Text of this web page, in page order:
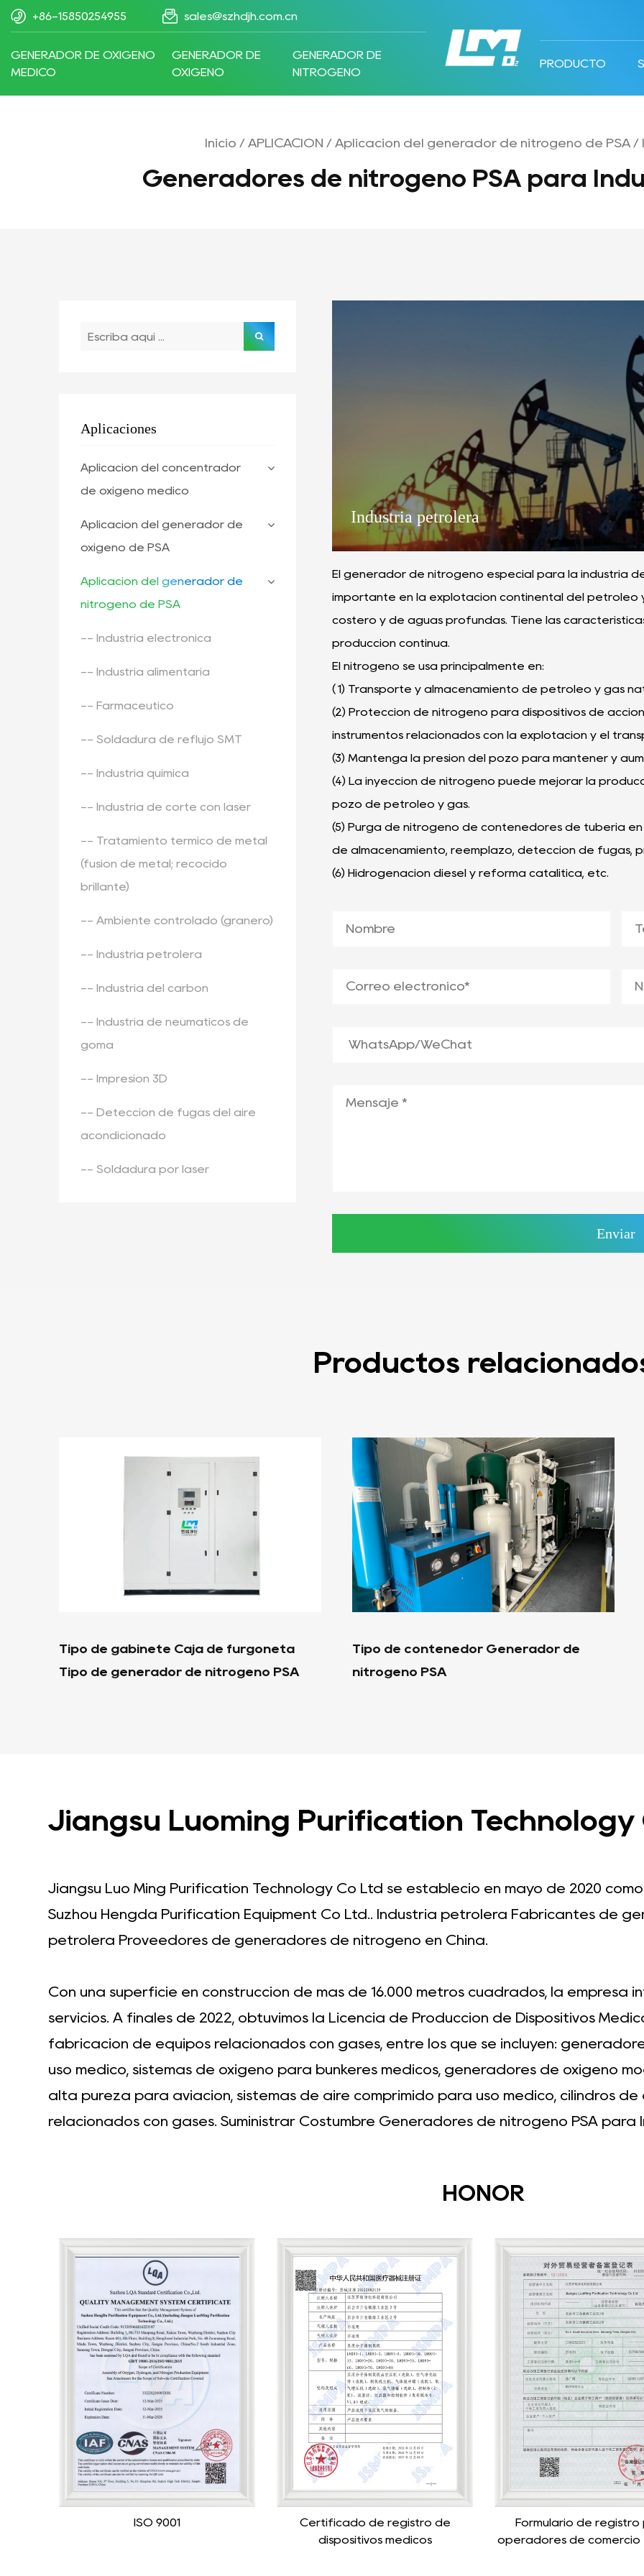
+86-15850254955 sales@szhdjh.com.cn
GENERADOR DE OXÍGENO
MÉDICO
GENERADOR DE
OXÍGENO
GENERADOR DE
NITRÓGENO
PRODUCTO
Inicio / APLICACIÓN / Aplicación del generador de nitrógeno de PSA /
Generadores de nitrógeno PSA para
Aplicaciones
Aplicación del concentrador
de oxígeno médico
Aplicación del generador de
oxígeno de PSA
Aplicación del generador de
nitrógeno de PSA
-- Industria electrónica
-- Industria alimentaria
-- Farmacéutico
-- Soldadura de reflujo SMT
-- Industria química
-- Industria de corte con láser
-- Tratamiento térmico de metal
(fusión de metal; recocido
brillante)
-- Ambiente controlado (granero)
-- Industria petrolera
-- Industria del carbón
-- Industria de neumáticos de
goma
-- Impresión 3D
-- Detección de fugas del aire
acondicionado
-- Soldadura por láser
Industria petrolera
El generador de nitrógeno especial para la industria
importante en la explotación continental del petróleo
costero y de aguas profundas. Tiene las
producción continua.
El nitrógeno se usa principalmente en:
(1) Transporte y almacenamiento de petróleo y gas
(2) Protección de nitrógeno para dispositivos de
instrumentos relacionados con la explotación y el
(3) Mantenga la presión del pozo para mantener y
(4) La inyección de nitrógeno puede mejorar la
pozo de petróleo y gas.
(5) Purga de nitrógeno de contenedores de tubería
de almacenamiento, reemplazo, detección de fugas,
(6) Hidrogenación diesel y reforma catalítica, etc.
Productos
Tipo de contenedor Generador de
nitrógeno PSA
Tipo de remolque Generador de
nitrógeno PSA portátil
Jiangsu Luoming Purification Technology
Jiangsu Luo Ming Purification Technology Co Ltd se estableció en mayo de 2020
Suzhou Hengda Purification Equipment Co Ltd..
Industria petrolera Fabricantes de
petrolera Proveedores de generadores de nitrógeno en China
Con una superficie en construcción de más de 16.000 metros cuadrados, la empresa
servicios. A finales de 2022, obtuvimos la Licencia de Producción de Dispositivos
fabricación de equipos relacionados con gases, entre los que se incluyen:
uso médico, sistemas de oxígeno para búnkeres médicos, generadores de oxígeno
alta pureza para aviación, sistemas de aire comprimido para uso médico, cilindros
relacionados con gases. Suministrar Costumbre Generadores de nitrógeno PSA para
HONOR
Certificado de registro de
Formulario de registro para
operadores de comercio exterior
Generador de